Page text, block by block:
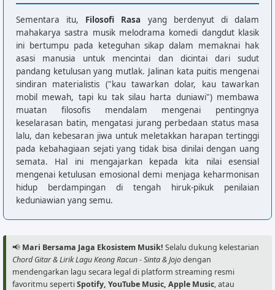
Kau tawarkan mobil mewah
F             G
Tapi ku tak silau harta duniawi
Hati ini tak bisa kau beli dengan uang
[Chorus]
F             G
Sorry sorry sorry jack
Am             G
Jangan kau merayu lagi
F             G
Karna ku tak mempan dirayu
Am
Mulutmu komat kamit
F
Matamu kedip kedip
Sementara itu, Filosofi Rasa yang berdenyut di dalam
mahakarya sastra musik melodrama komedi dangdut klasik
ini bertumpu pada keteguhan sikap dalam memaknai hak
asasi manusia untuk mencintai dan dicintai dari sudut
pandang ketulusan yang mutlak. Jalinan kata puitis mengenai
sindiran materialistis ("kau tawarkan dolar, kau tawarkan
mobil mewah, tapi ku tak silau harta duniawi") membawa
muatan filosofis mendalam mengenai pentingnya
keselarasan batin, mengatasi jurang perbedaan status masa
lalu, dan kebesaran jiwa untuk meletakkan harapan tertinggi
pada kebahagiaan sejati yang tidak bisa dinilai dengan uang
semata. Hal ini mengajarkan kepada kita nilai esensial
mengenai ketulusan emosional demi menjaga keharmonisan
hidup berdampingan di tengah hiruk-pikuk penilaian
keduniawian yang semu.
📢 Mari Bersama Jaga Ekosistem Musik! Selalu dukung kelestarian
Chord Gitar & Lirik Lagu Keong Racun - Sinta & Jojodengan
mendengarkan lagu secara legal di platform streaming resmi
favoritmu sepertiSpotify, YouTube Music, Apple Music, atau